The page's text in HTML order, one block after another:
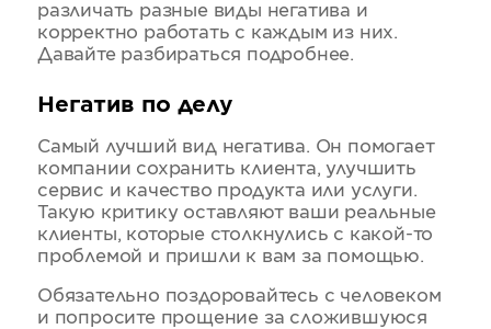
различать разные виды негатива и
корректно работать с каждым из них.
Давайте разбираться подробнее.
Негатив по делу
Самый лучший вид негатива. Он помогает
компании сохранить клиента, улучшить
сервис и качество продукта или услуги.
Такую критику оставляют ваши реальные
клиенты, которые столкнулись с какой-то
проблемой и пришли к вам за помощью.
Обязательно поздоровайтесь с человеком
и попросите прощение за сложившуюся